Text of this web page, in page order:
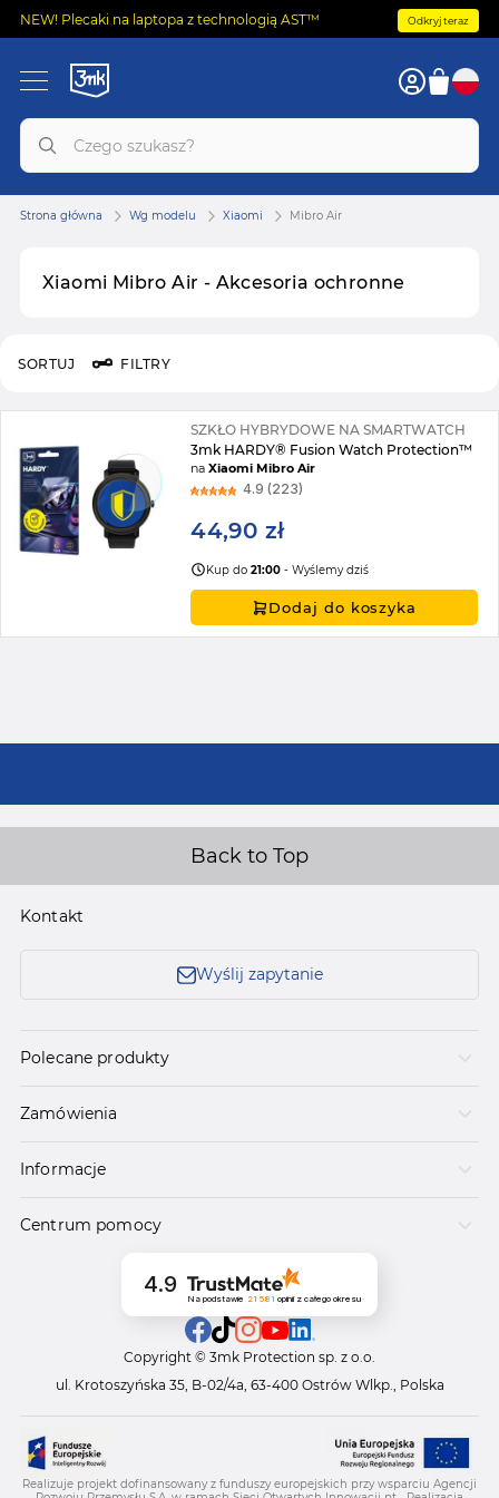
NEW! Plecaki na laptopa z technologią AST™ Odkryj teraz
Xiaomi Mibro Air - Akcesoria ochronne
Strona główna Wg modelu Xiaomi Mibro Air
FILTRY
SORTUJ
SZKŁO HYBRYDOWE NA SMARTWATCH
3mk HARDY® Fusion Watch Protection™
naXiaomi Mibro Air
4.9 (223)
44,90 zł
Kup do21:00 - Wyślemy dziś
Dodaj do koszyka
Back to Top
Kontakt
Wyślij zapytanie
Polecane produkty
Zamówienia
Informacje
Centrum pomocy
4.9
Na podstawie 21 581 opinii z całego okresu
Copyright © 3mk Protection sp. z o.o.
ul. Krotoszyńska 35, B-02/4a, 63-400 Ostrów Wlkp., Polska
Realizuje projekt dofinansowany z funduszy europejskich przy wsparciu Agencji